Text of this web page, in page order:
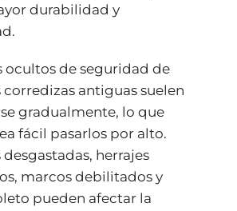
durabilidad y
ocultos de seguridad de
corredizas antiguas suelen
gradualmente, lo que
fácil pasarlos por alto.
desgastadas, herrajes
marcos debilitados y
pueden afectar la